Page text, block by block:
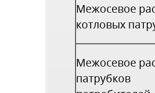
Межосевое
котловых
Межосевое
патрубков